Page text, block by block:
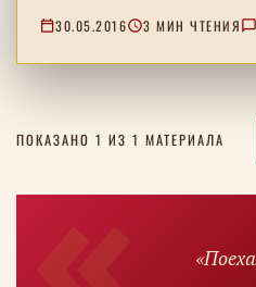
30.05.2016 3 МИН ЧТЕНИЯ
ПОКАЗАНО 1 ИЗ 1 МАТЕРИАЛА